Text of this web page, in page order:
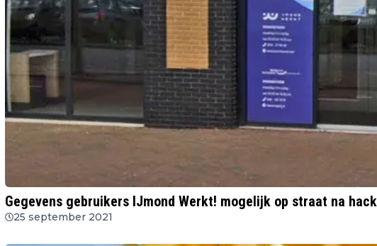
Gegevens gebruikers IJmond Werkt! mogelijk op straat na hack
25 september 2021